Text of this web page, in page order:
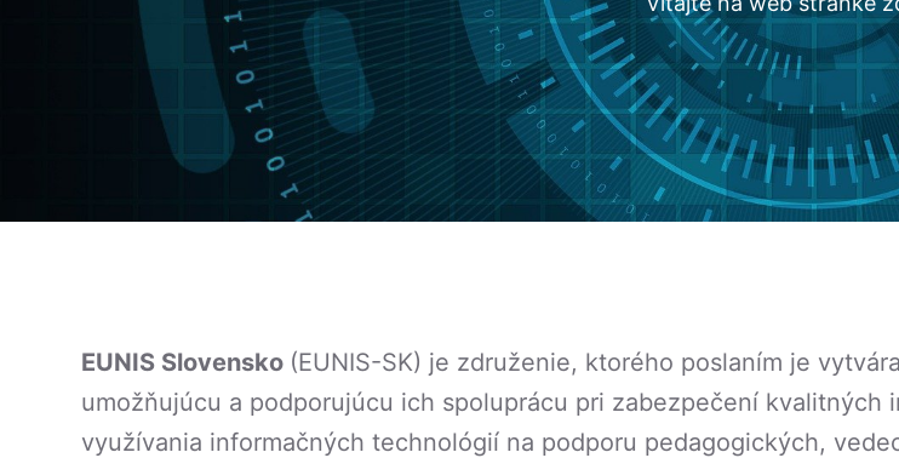
EUNIS Slovensko (EUNIS-SK) je združenie, ktorého poslaním je
umožňujúcu a podporujúcu ich spoluprácu pri zabezpečení
využívania informačných technológií na podporu pedagogických,